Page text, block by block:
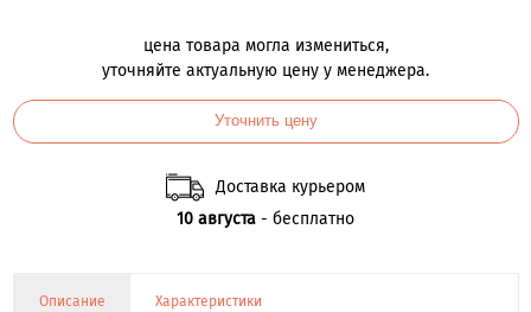
цена товара могла измениться,
уточняйте актуальную цену у менеджера.
Уточнить цену
Доставка курьером
10 августа - бесплатно
Описание Характеристики